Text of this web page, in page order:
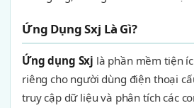
Ứng Dụng Sxj Là Gì?
Ứng dụng Sxj là phần mềm tiện
riêng cho người dùng điện thoại
truy cập dữ liệu và phân tích các